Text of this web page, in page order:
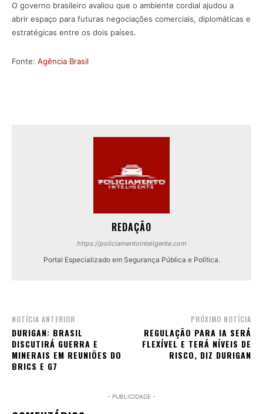
O governo brasileiro avaliou que o ambiente cordial ajudou a
abrir espaço para futuras negociações comerciais, diplomáticas e
estratégicas entre os dois países.
Fonte: Agência Brasil
REDAÇÃO
https://policiamentointeligente.com
Portal Especializado em Segurança Pública e Política.
NOTÍCIA ANTERIOR
DURIGAN: BRASIL
DISCUTIRÁ GUERRA E
MINERAIS EM REUNIÕES DO
BRICS E G7
PRÓXIMO NOTÍCIA
REGULAÇÃO PARA IA SERÁ
FLEXÍVEL E TERÁ NÍVEIS DE
RISCO, DIZ DURIGAN
- PUBLICIDADE -